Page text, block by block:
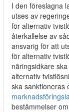
I den föreslagna
utses av
för alternativ
återkallelse av
ansvarig för att
för alternativ
näringsidkare
alternativ
ska sanktioneras
bestämmelser